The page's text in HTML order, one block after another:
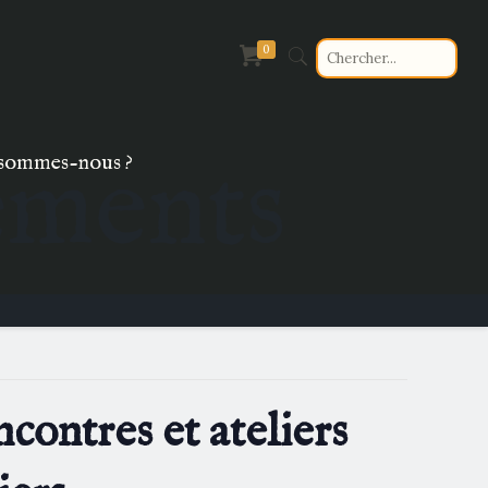
nous ?
0
et ateliers